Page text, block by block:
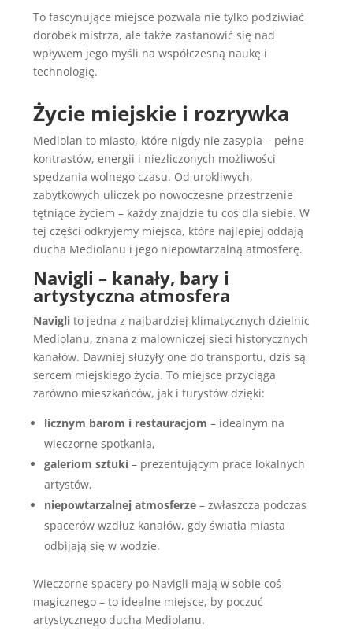
To fascynujące miejsce pozwala nie tylko podziwiać
dorobek mistrza, ale także zastanowić się nad
wpływem jego myśli na współczesną naukę i
technologię.
Życie miejskie i rozrywka
Mediolan to miasto, które nigdy nie zasypia – pełne
kontrastów, energii i niezliczonych możliwości
spędzania wolnego czasu. Od urokliwych,
zabytkowych uliczek po nowoczesne przestrzenie
tętniące życiem – każdy znajdzie tu coś dla siebie. W
tej części odkryjemy miejsca, które najlepiej oddają
ducha Mediolanu i jego niepowtarzalną atmosferę.
Navigli – kanały, bary i
artystyczna atmosfera
Navigli to jedna z najbardziej klimatycznych dzielnic
Mediolanu, znana z malowniczej sieci historycznych
kanałów. Dawniej służyły one do transportu, dziś są
sercem miejskiego życia. To miejsce przyciąga
zarówno mieszkańców, jak i turystów dzięki:
licznym barom i restauracjom – idealnym na
wieczorne spotkania,
galeriom sztuki – prezentującym prace lokalnych
artystów,
niepowtarzalnej atmosferze – zwłaszcza podczas
spacerów wzdłuż kanałów, gdy światła miasta
odbijają się w wodzie.
Wieczorne spacery po Navigli mają w sobie coś
magicznego – to idealne miejsce, by poczuć
artystycznego ducha Mediolanu.